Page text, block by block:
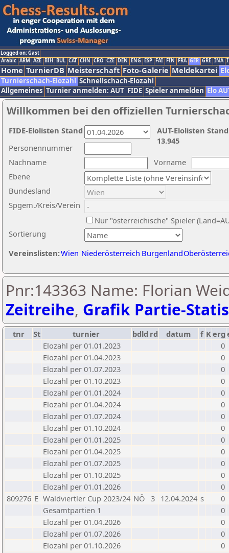
Logged on: Gast
Arabic ARM AZE BIH BUL CAT CHN CRO CZE DEN ENG ESP FAI FIN FRA GER GRE INA
Home TurnierDB Meisterschaft Foto-Galerie Meldekartei
Turnierschach-Elozahl Schnellschach-Elozahl
Allgemeines Turnier anmelden: AUT FIDE Spieler anmelden Elo
Willkommen bei den offiziellen
Nachname
Vorname
Ebene
Sortierung
Personennummer
Bundesland
Spgem./Kreis/Verein
Nur "österreichische" Spieler
Vereinslisten:Wien Niederösterreich Burgenland
AUT-Elolisten
13.945
FIDE-Elolisten Stand
Pnr:143363 Name: Florian
Zeitreihe, Grafik Partie-
tnr St turnier bdld rd datum f Kerg
Elozahl per 01.01.2023
0
Elozahl per 01.04.2023
0
Elozahl per 01.07.2023
0
Elozahl per 01.10.2023
0
Elozahl per 01.01.2024
0
Elozahl per 01.04.2024
0
Elozahl per 01.07.2024
0
Elozahl per 01.10.2024
0
Elozahl per 01.01.2025
0
Elozahl per 01.04.2025
0
Elozahl per 01.07.2025
0
Elozahl per 01.10.2025
0
Elozahl per 01.01.2026
0
809276 E Waldviertler Cup 2023/24 NÖ 3 12.04.2024 s
0
Gesamtpartien 1
0
Elozahl per 01.04.2026
0
Elozahl per 01.07.2026
0
Elozahl per 01.10.2026
0